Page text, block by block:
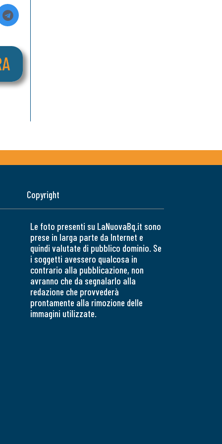
Copyright
Le foto presenti su LaNuovaBq.it sono
prese in larga parte da Internet e
quindi valutate di pubblico dominio. Se
i soggetti avessero qualcosa in
contrario alla pubblicazione, non
avranno che da segnalarlo alla
redazione che provvederà
prontamente alla rimozione delle
immagini utilizzate.